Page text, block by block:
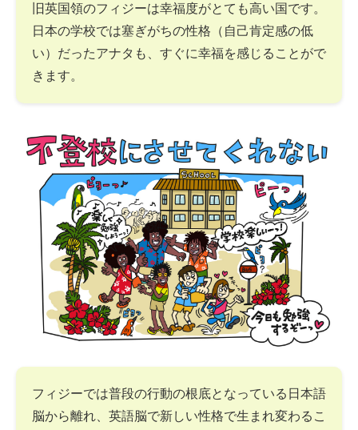
旧英国領のフィジーは幸福度がとても高い国です。
日本の学校では塞ぎがちの性格（自己肯定感の低
い）だったアナタも、すぐに幸福を感じることがで
きます。
フィジーでは普段の行動の根底となっている日本語
脳から離れ、英語脳で新しい性格で生まれ変わるこ